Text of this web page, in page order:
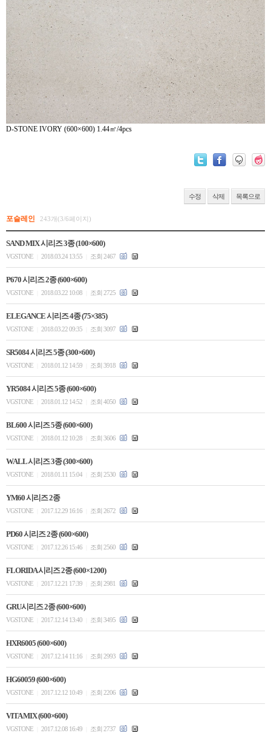
D-STONE IVORY (600×600) 1.44㎡/4pcs
수정 삭제 목록으로
포슬레인 243개(3/6페이지)
SAND MIX 시리즈 3종 (100×600)
VGSTONE 2018.03.24 13:55 조회 2467
P670 시리즈 2종 (600×600)
VGSTONE 2018.03.22 10:08 조회 2725
ELEGANCE 시리즈 4종 (75×385)
VGSTONE 2018.03.22 09:35 조회 3097
SR5084 시리즈 5종 (300×600)
VGSTONE 2018.01.12 14:59 조회 3918
YR5084 시리즈 5종 (600×600)
VGSTONE 2018.01.12 14:52 조회 4050
BL600 시리즈 5종 (600×600)
VGSTONE 2018.01.12 10:28 조회 3606
WALL 시리즈 3종 (300×600)
VGSTONE 2018.01.11 15:04 조회 2530
YM60 시리즈 2종
VGSTONE 2017.12.29 16:16 조회 2672
PD60 시리즈 2종 (600×600)
VGSTONE 2017.12.26 15:46 조회 2560
FLORIDA 시리즈 2종 (600×1200)
VGSTONE 2017.12.21 17:39 조회 2981
GRU시리즈 2종 (600×600)
VGSTONE 2017.12.14 13:40 조회 3495
HXR6005 (600×600)
VGSTONE 2017.12.14 11:16 조회 2993
HG60059 (600×600)
VGSTONE 2017.12.12 10:49 조회 2206
VITA MIX (600×600)
VGSTONE 2017.12.08 16:49 조회 2737